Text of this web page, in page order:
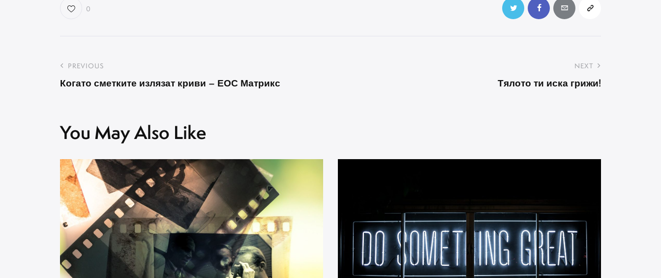
0
Навигация
PREVIOUS
Когато сметките излязат криви – ЕОС Матрикс
NEXT
Тялото ти иска грижи!
You May Also Like